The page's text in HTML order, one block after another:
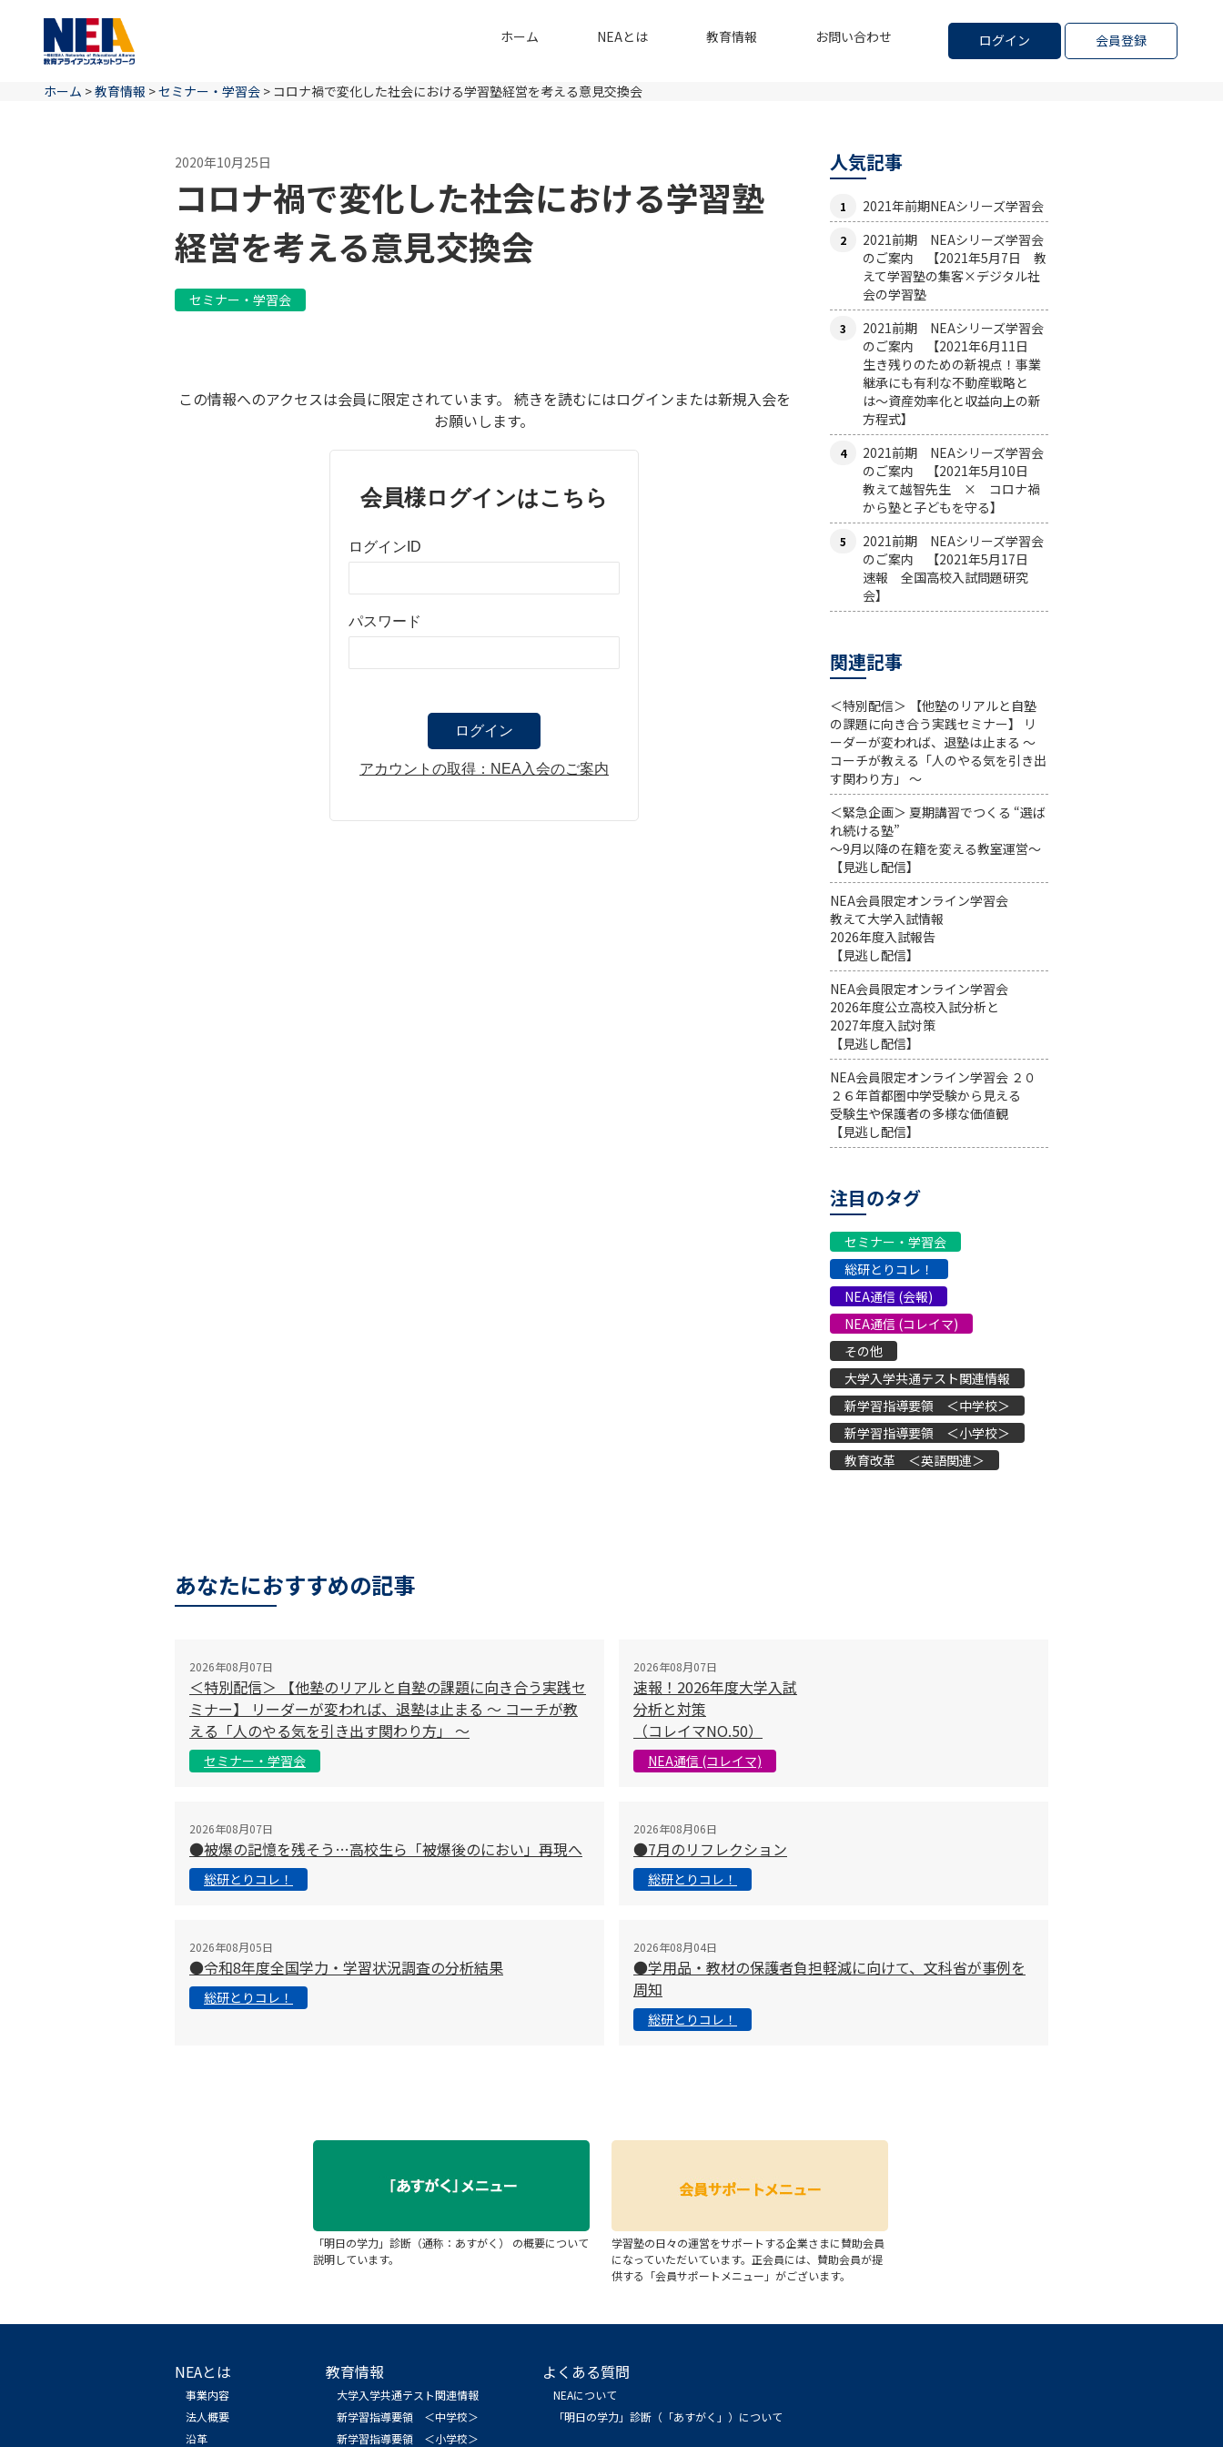
ログイン 会員登録
ホーム NEAとは 教育情報 お問い合わせ
ホーム >教育情報 >セミナー・学習会 > コロナ禍で変化した社会における学習塾経営を考える意見交換会
2020年10月25日
コロナ禍で変化した社会における学習塾
経営を考える意見交換会
セミナー・学習会
この情報へのアクセスは会員に限定されています。 続きを読むにはログインまたは新規入会を
お願いします。
会員様ログインはこちら
ログインID
パスワード
アカウントの取得：NEA入会のご案内
人気記事
2021年前期NEAシリーズ学習会
2021前期 NEAシリーズ学習会
のご案内 【2021年5月7日 教
えて学習塾の集客×デジタル社
会の学習塾
2021前期 NEAシリーズ学習会
のご案内 【2021年6月11日
生き残りのための新視点！事業
継承にも有利な不動産戦略と
は〜資産効率化と収益向上の新
方程式】
2021前期 NEAシリーズ学習会
のご案内 【2021年5月10日
教えて越智先生 × コロナ禍
から塾と子どもを守る】
2021前期 NEAシリーズ学習会
のご案内 【2021年5月17日
速報 全国高校入試問題研究
会】
関連記事
＜特別配信＞ 【他塾のリアルと自塾
の課題に向き合う実践セミナー】 リ
ーダーが変われば、退塾は止まる 〜
コーチが教える「人のやる気を引き出
す関わり方」 〜
＜緊急企画＞ 夏期講習でつくる “選ば
れ続ける塾”
～9月以降の在籍を変える教室運営～
【見逃し配信】
NEA会員限定オンライン学習会
教えて大学入試情報
2026年度入試報告
【見逃し配信】
NEA会員限定オンライン学習会
2026年度公立高校入試分析と
2027年度入試対策
【見逃し配信】
NEA会員限定オンライン学習会 ２０
２６年首都圏中学受験から見える
受験生や保護者の多様な価値観
【見逃し配信】
注目のタグ
セミナー・学習会
総研とりコレ！
NEA通信 (会報)
NEA通信 (コレイマ)
その他
大学入学共通テスト関連情報
新学習指導要領 ＜中学校＞
新学習指導要領 ＜小学校＞
教育改革 ＜英語関連＞
あなたにおすすめの記事
2026年08月07日
＜特別配信＞ 【他塾のリアルと自塾の課題に向き合う実践セ
ミナー】 リーダーが変われば、退塾は止まる 〜 コーチが教
える「人のやる気を引き出す関わり方」 〜
セミナー・学習会
2026年08月07日
速報！2026年度大学入試
分析と対策
（コレイマNO.50）
NEA通信 (コレイマ)
2026年08月07日
●被爆の記憶を残そう…高校生ら「被爆後のにおい」再現へ
総研とりコレ！
2026年08月06日
●7月のリフレクション
総研とりコレ！
2026年08月05日
●令和8年度全国学力・学習状況調査の分析結果
総研とりコレ！
2026年08月04日
●学用品・教材の保護者負担軽減に向けて、文科省が事例を
周知
総研とりコレ！
「明日の学力」診断（通称：あすがく） の概要について
説明しています。
学習塾の日々の運営をサポートする企業さまに賛助会員
になっていただいています。正会員には、賛助会員が提
供する「会員サポートメニュー」がございます。
NEAとは
事業内容
法人概要
沿革
教育情報
大学入学共通テスト関連情報
新学習指導要領 ＜中学校＞
新学習指導要領 ＜小学校＞
よくある質問
NEAについて
「明日の学力」診断（「あすがく」）について